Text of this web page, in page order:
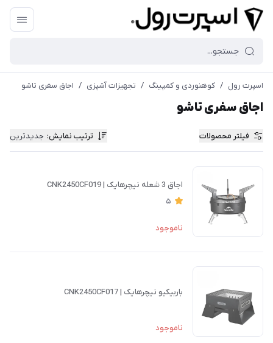
اسپرت رول / کوهنوردی و کمپینگ / تجهیزات آشپزی / اجاق سفری تاشو
اجاق سفری تاشو
فیلتر محصولات ترتیب نمایش: جدیدترین
اجاق 3 شعله نیچرهایک | CNK2450CF019
5
ناموجود
باربیکیو نیچرهایک | CNK2450CF017
ناموجود